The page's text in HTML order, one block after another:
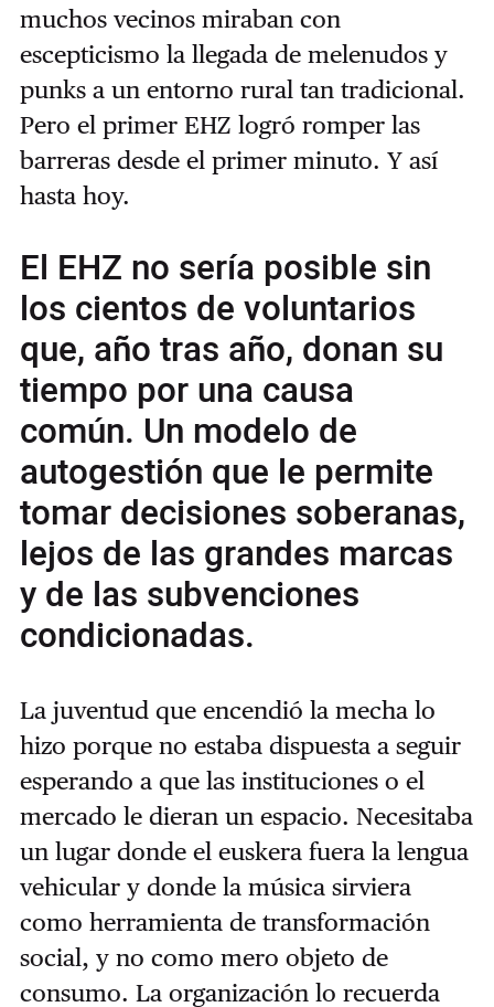
muchos vecinos miraban con
escepticismo la llegada de melenudos y
punks a un entorno rural tan tradicional.
Pero el primer EHZ logró romper las
barreras desde el primer minuto. Y así
hasta hoy.
El EHZ no sería posible sin
los cientos de voluntarios
que, año tras año, donan su
tiempo por una causa
común. Un modelo de
autogestión que le permite
tomar decisiones soberanas,
lejos de las grandes marcas
y de las subvenciones
condicionadas.
La juventud que encendió la mecha lo
hizo porque no estaba dispuesta a seguir
esperando a que las instituciones o el
mercado le dieran un espacio. Necesitaba
un lugar donde el euskera fuera la lengua
vehicular y donde la música sirviera
como herramienta de transformación
social, y no como mero objeto de
consumo. La organización lo recuerda